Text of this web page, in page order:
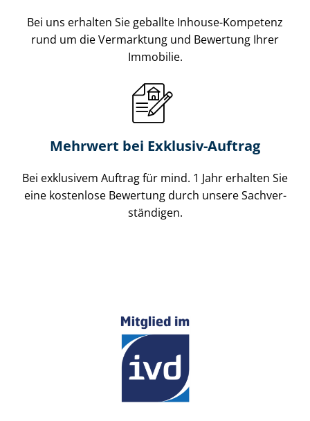
Bei uns erhalten Sie geballte Inhouse-Kompetenz
rund um die Vermarktung und Bewertung Ihrer
Immobilie.
Mehrwert bei Exklusiv-Auftrag
Bei exklusivem Auftrag für mind. 1 Jahr erhalten Sie
eine kostenlose Bewertung durch unsere Sach­ver­
stän­di­gen.